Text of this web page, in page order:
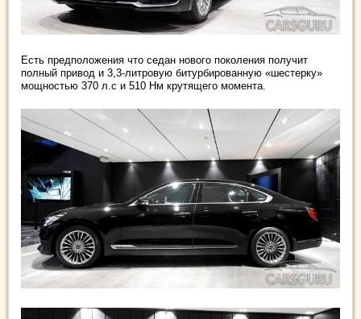
Есть предположения что седан нового поколения получит
полный привод и 3,3-литровую битурбированную «шестерку»
мощностью 370 л.с и 510 Нм крутящего момента.